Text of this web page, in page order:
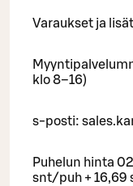
Varaukset ja
klo 8–16)
s-posti:
Puhelun hinta
snt/puh + 16,69